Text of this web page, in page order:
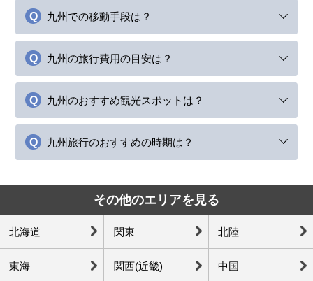
九州での移動手段は？
九州の旅行費用の目安は？
九州のおすすめ観光スポットは？
九州旅行のおすすめの時期は？
その他のエリアを見る
北海道 関東 北陸
東海 関西(近畿) 中国